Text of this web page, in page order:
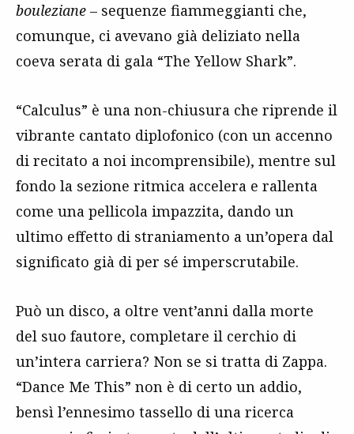
bouleziane – sequenze fiammeggianti che,
comunque, ci avevano già deliziato nella
coeva serata di gala “The Yellow Shark”.
“Calculus” è una non-chiusura che riprende il
vibrante cantato diplofonico (con un accenno
di recitato a noi incomprensibile), mentre sul
fondo la sezione ritmica accelera e rallenta
come una pellicola impazzita, dando un
ultimo effetto di straniamento a un’opera dal
significato già di per sé imperscrutabile.
Può un disco, a oltre vent’anni dalla morte
del suo fautore, completare il cerchio di
un’intera carriera? Non se si tratta di Zappa.
“Dance Me This” non è di certo un addio,
bensì l’ennesimo tassello di una ricerca